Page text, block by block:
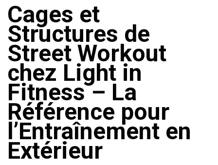
Cages et
Structures de
Street Workout
chez Light in
Fitness – La
Référence pour
l’Entraînement en
Extérieur